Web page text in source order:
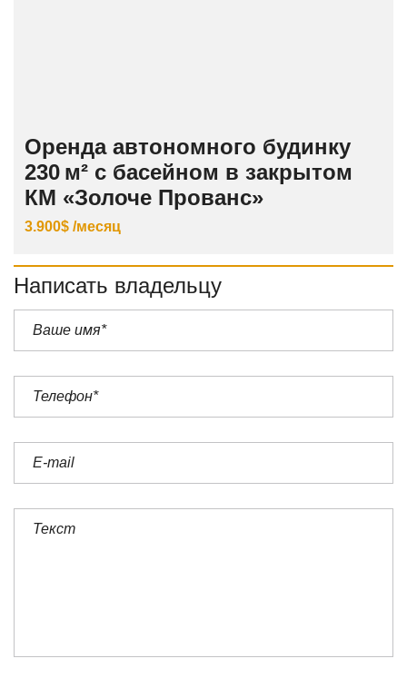
Оренда автономного будинку
230 м² с басейном в закрытом
КМ «Золоче Прованс»
3.900$ /месяц
Написать владельцу